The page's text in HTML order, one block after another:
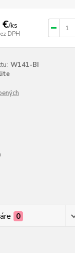
€/ks
DPH
W141-BI
0